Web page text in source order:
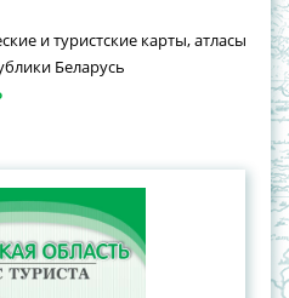
и туристские карты, атласы
Беларусь